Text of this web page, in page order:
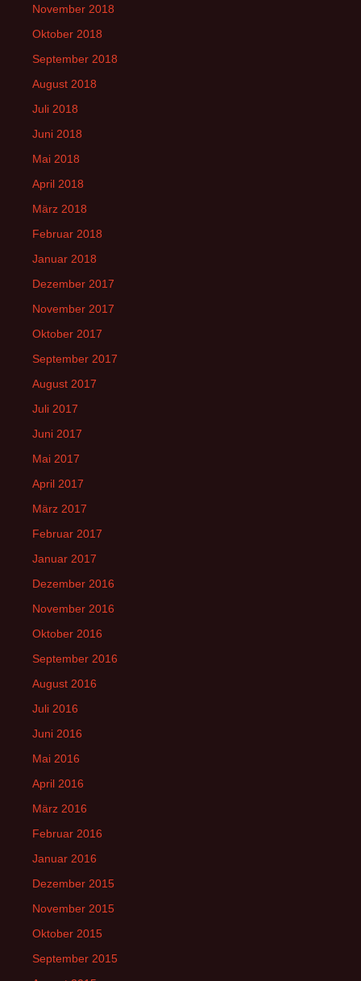
November 2018
Oktober 2018
September 2018
August 2018
Juli 2018
Juni 2018
Mai 2018
April 2018
März 2018
Februar 2018
Januar 2018
Dezember 2017
November 2017
Oktober 2017
September 2017
August 2017
Juli 2017
Juni 2017
Mai 2017
April 2017
März 2017
Februar 2017
Januar 2017
Dezember 2016
November 2016
Oktober 2016
September 2016
August 2016
Juli 2016
Juni 2016
Mai 2016
April 2016
März 2016
Februar 2016
Januar 2016
Dezember 2015
November 2015
Oktober 2015
September 2015